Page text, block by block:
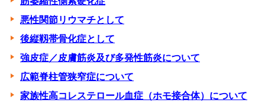
悪性関節リウマチとして
後縦靱帯骨化症として
強皮症／皮膚筋炎及び多発性筋炎について
広範脊柱管狭窄症について
家族性高コレステロール血症（ホモ接合体）について